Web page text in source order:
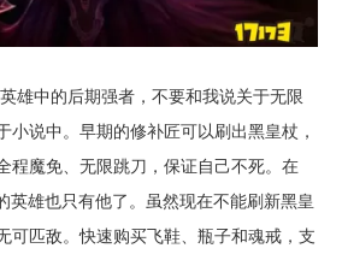
雄中的后期强者，不要和我说关于无限
小说中。早期的修补匠可以刷出黑皇杖，
程魔免、无限跳刀，保证自己不死。在
英雄也只有他了。虽然现在不能刷新黑皇
可匹敌。快速购买飞鞋、瓶子和魂戒，支